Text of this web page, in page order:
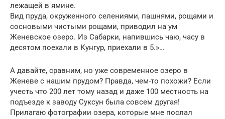
лежащей в ямине.
Вид пруда, окруженного селениями, пашнями, рощами и
сосновыми чистыми рощами, приводил на ум
Женевское озеро. Из Сабарки, напившись чаю, часу в
десятом поехали в Кунгур, приехали в 5.»…
А давайте, сравним, но уже современное озеро в
Женеве с нашим прудом? Правда, чем-то похожи? Если
учесть что 200 лет тому назад и даже 100 местность на
подъезде к заводу Суксун была совсем другая!
Прилагаю фотографии озера, которые мне послал